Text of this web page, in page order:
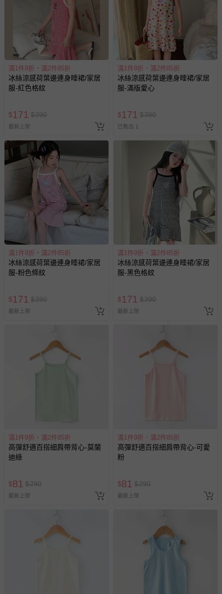
滿1件9折，滿2件85折
冰絲涼感荷葉邊連身睡裙/家居
服-紅色格紋
$171 $390
最新上架
滿1件9折，滿2件85折
冰絲涼感荷葉邊連身睡裙/家居
服-滿版愛心
$171 $390
已售出 1
滿1件9折，滿2件85折
冰絲涼感荷葉邊連身睡裙/家居
服-粉色條紋
$171 $390
最新上架
滿1件9折，滿2件85折
冰絲涼感荷葉邊連身睡裙/家居
服-黑色格紋
$171 $390
最新上架
滿1件9折，滿2件85折
高彈舒適百搭細肩帶背心-莫蘭
迪綠
$81 $290
最新上架
滿1件9折，滿2件85折
高彈舒適百搭細肩帶背心-可愛
粉
$81 $290
最新上架